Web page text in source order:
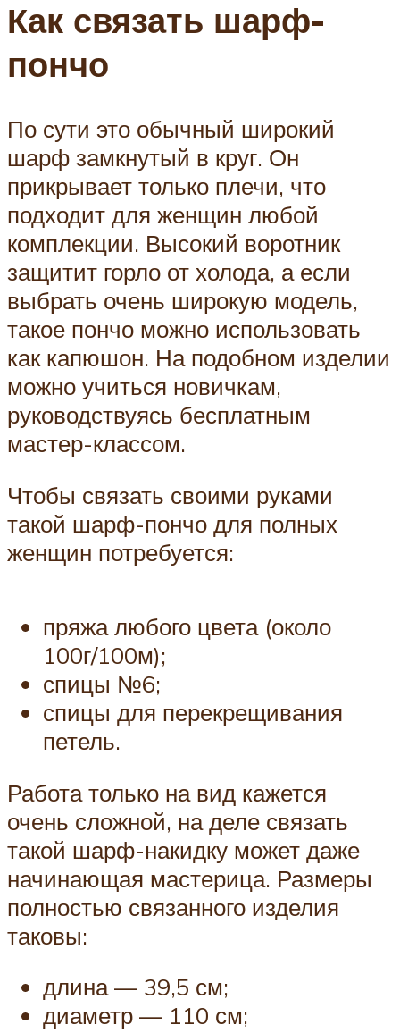
Как связать шарф-
пончо
По сути это обычный широкий
шарф замкнутый в круг. Он
прикрывает только плечи, что
подходит для женщин любой
комплекции. Высокий воротник
защитит горло от холода, а если
выбрать очень широкую модель,
такое пончо можно использовать
как капюшон. На подобном изделии
можно учиться новичкам,
руководствуясь бесплатным
мастер-классом.
Чтобы связать своими руками
такой шарф-пончо для полных
женщин потребуется:
пряжа любого цвета (около
100г/100м);
спицы №6;
спицы для перекрещивания
петель.
Работа только на вид кажется
очень сложной, на деле связать
такой шарф-накидку может даже
начинающая мастерица. Размеры
полностью связанного изделия
таковы:
длина — 39,5 см;
диаметр — 110 см;